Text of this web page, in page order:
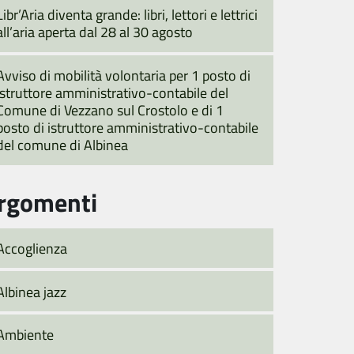
diventa grande: libri, lettori e lettrici
aperta dal 28 al 30 agosto
di mobilità volontaria per 1 posto di
amministrativo-contabile del
di Vezzano sul Crostolo e di 1
di istruttore amministrativo-contabile
comune di Albinea
jazz